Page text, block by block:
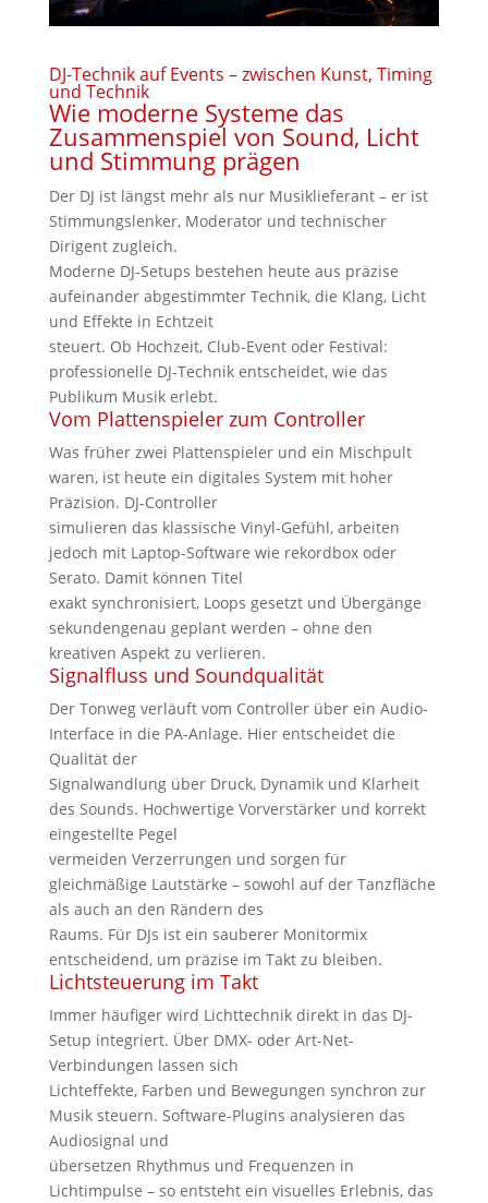
DJ-Technik auf Events – zwischen Kunst, Timing
und Technik
Wie moderne Systeme das
Zusammenspiel von Sound, Licht
und Stimmung prägen
Der DJ ist längst mehr als nur Musiklieferant – er ist
Stimmungslenker, Moderator und technischer
Dirigent zugleich.
Moderne DJ-Setups bestehen heute aus präzise
aufeinander abgestimmter Technik, die Klang, Licht
und Effekte in Echtzeit
steuert. Ob Hochzeit, Club-Event oder Festival:
professionelle DJ-Technik entscheidet, wie das
Publikum Musik erlebt.
Vom Plattenspieler zum Controller
Was früher zwei Plattenspieler und ein Mischpult
waren, ist heute ein digitales System mit hoher
Präzision. DJ-Controller
simulieren das klassische Vinyl-Gefühl, arbeiten
jedoch mit Laptop-Software wie rekordbox oder
Serato. Damit können Titel
exakt synchronisiert, Loops gesetzt und Übergänge
sekundengenau geplant werden – ohne den
kreativen Aspekt zu verlieren.
Signalfluss und Soundqualität
Der Tonweg verläuft vom Controller über ein Audio-
Interface in die PA-Anlage. Hier entscheidet die
Qualität der
Signalwandlung über Druck, Dynamik und Klarheit
des Sounds. Hochwertige Vorverstärker und korrekt
eingestellte Pegel
vermeiden Verzerrungen und sorgen für
gleichmäßige Lautstärke – sowohl auf der Tanzfläche
als auch an den Rändern des
Raums. Für DJs ist ein sauberer Monitormix
entscheidend, um präzise im Takt zu bleiben.
Lichtsteuerung im Takt
Immer häufiger wird Lichttechnik direkt in das DJ-
Setup integriert. Über DMX- oder Art-Net-
Verbindungen lassen sich
Lichteffekte, Farben und Bewegungen synchron zur
Musik steuern. Software-Plugins analysieren das
Audiosignal und
übersetzen Rhythmus und Frequenzen in
Lichtimpulse – so entsteht ein visuelles Erlebnis, das